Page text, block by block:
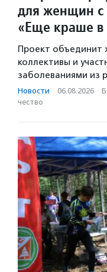
для женщин с
«Еще краше в
Проект объединит
коллективы и
заболеваниями из
Новости · 06.08.2026 ·
чест­во